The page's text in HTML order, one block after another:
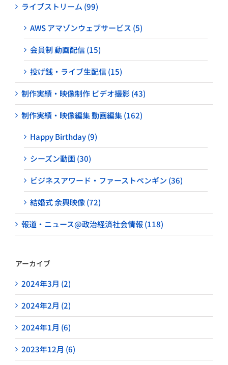
ライブストリーム (99)
AWS アマゾンウェブサービス (5)
会員制 動画配信 (15)
投げ銭・ライブ生配信 (15)
制作実績・映像制作 ビデオ撮影 (43)
制作実績・映像編集 動画編集 (162)
Happy Birthday (9)
シーズン動画 (30)
ビジネスアワード・ファーストペンギン (36)
結婚式 余興映像 (72)
報道・ニュース@政治経済社会情報 (118)
アーカイブ
2024年3月 (2)
2024年2月 (2)
2024年1月 (6)
2023年12月 (6)